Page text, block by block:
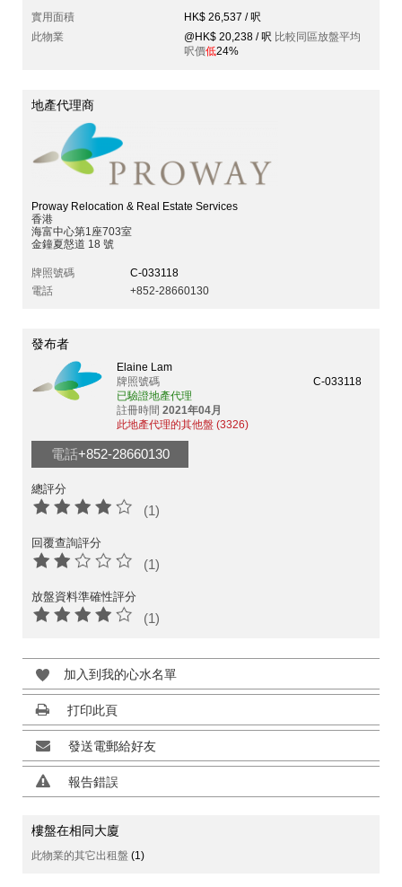
實用面積
HK$ 26,537 / 呎
此物業
@HK$ 20,238 / 呎 比較同區放盤平均
呎價低24%
地產代理商
Proway Relocation & Real Estate Services
香港
海富中心第1座703室
金鐘夏慤道 18 號
牌照號碼
C-033118
電話
+852-28660130
發布者
Elaine Lam
牌照號碼
C-033118
已驗證地產代理
註冊時間 2021年04月
此地產代理的其他盤 (3326)
電話+852-28660130
總評分
(1)
回覆查詢評分
(1)
放盤資料準確性評分
(1)
加入到我的心水名單
打印此頁
發送電郵給好友
報告錯誤
樓盤在相同大廈
此物業的其它出租盤 (1)